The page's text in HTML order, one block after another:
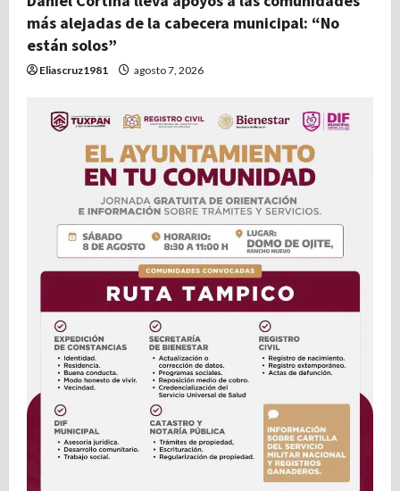
más alejadas de la cabecera municipal: “No
están solos”
Eliascruz1981 agosto 7, 2026